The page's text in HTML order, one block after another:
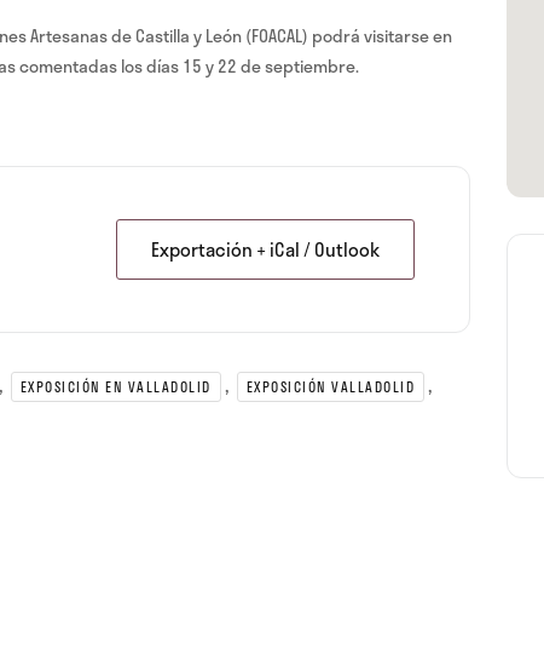
Artesanas de Castilla y León (FOACAL) podrá visitarse en
comentadas los días 15 y 22 de septiembre.
Exportación + iCal / Outlook
, EXPOSICIÓN EN VALLADOLID , EXPOSICIÓN VALLADOLID ,